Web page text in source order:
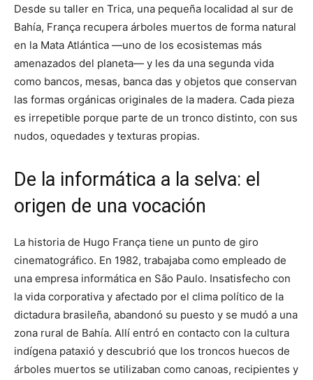
Desde su taller en Trica, una pequeña localidad al sur de
Bahía, França recupera árboles muertos de forma natural
en la Mata Atlántica —uno de los ecosistemas más
amenazados del planeta— y les da una segunda vida
como bancos, mesas, banca das y objetos que conservan
las formas orgánicas originales de la madera. Cada pieza
es irrepetible porque parte de un tronco distinto, con sus
nudos, oquedades y texturas propias.
De la informática a la selva: el
origen de una vocación
La historia de Hugo França tiene un punto de giro
cinematográfico. En 1982, trabajaba como empleado de
una empresa informática en São Paulo. Insatisfecho con
la vida corporativa y afectado por el clima político de la
dictadura brasileña, abandonó su puesto y se mudó a una
zona rural de Bahía. Allí entró en contacto con la cultura
indígena pataxió y descubrió que los troncos huecos de
árboles muertos se utilizaban como canoas, recipientes y